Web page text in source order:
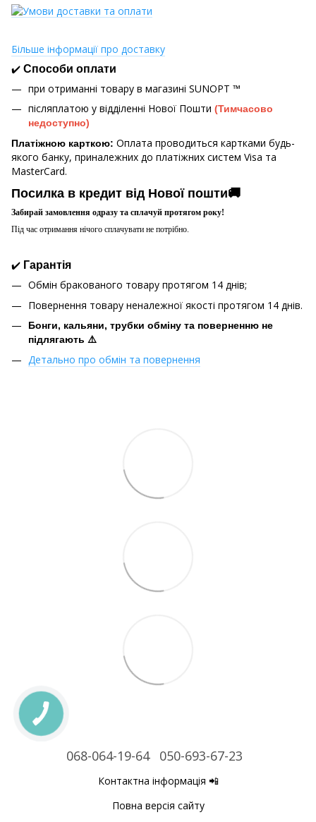
Більше інформації про доставку
✔️ Способи оплати
при отриманні товару в магазині SUNOPT ™
післяплатою у відділенні Нової Пошти (Тимчасово
недоступно)
Платіжною карткою: Оплата проводиться картками будь-
якого банку, приналежних до платіжних систем Visa та
MasterCard.
Посилка в кредит від Нової пошти🚚
Забирай замовлення одразу та сплачуй протягом року!
Під час отримання нічого сплачувати не потрібно.
✔️ Гарантія
Обмін бракованого товару протягом 14 днів;
Повернення товару неналежної якості протягом 14 днів.
Бонги, кальяни, трубки обміну та поверненню не
підлягають ⚠️
Детально про обмін та повернення
068-064-19-64 050-693-67-23
Контактна інформація 📲
Повна версія сайту